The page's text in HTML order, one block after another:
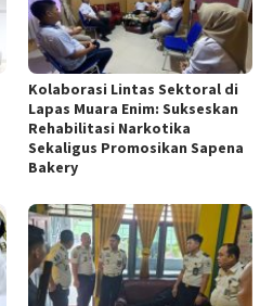
Kolaborasi Lintas Sektoral di
Lapas Muara Enim: Sukseskan
Rehabilitasi Narkotika
Sekaligus Promosikan Sapena
Bakery